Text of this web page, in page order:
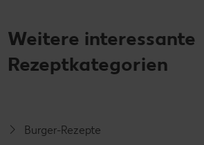
Weitere interessante
Rezeptkategorien
Burger-Rezepte